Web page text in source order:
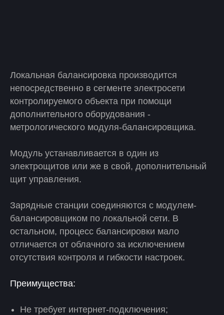
Локальная балансировка производится
непосредственно в сегменте электросети
контролируемого объекта при помощи
дополнительного оборудования -
метрологического модуля-балансировщика.
Модуль устанавливается в один из
электрощитов или же в свой, дополнительный
щит управления.
Зарядные станции соединяются с модулем-
балансировщиком по локальной сети. В
остальном, процесс балансировки мало
отличается от облачного за исключением
отсутствия контроля и гибкости настроек.
Преимущества:
Не требует интернет-подключения;